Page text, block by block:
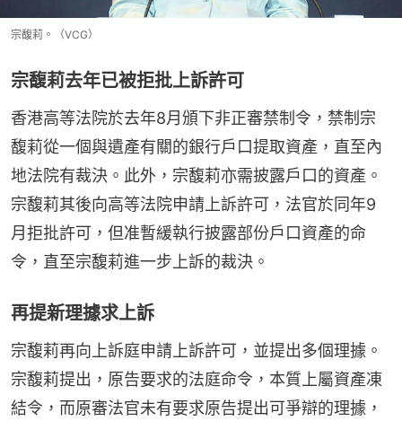
宗馥莉。（VCG）
宗馥莉去年已被拒批上訴許可
香港高等法院於去年8月頒下非正審禁制令，禁制宗
馥莉從一個與遺產有關的銀行戶口提取資產，直至內
地法院有裁決。此外，宗馥莉亦需披露戶口的資產。
宗馥莉其後向高等法院申請上訴許可，法官於同年9
月拒批許可，但准暫緩執行披露部份戶口資產的命
令，直至宗馥莉進一步上訴的裁決。
再提新理據求上訴
宗馥莉再向上訴庭申請上訴許可，並提出多個理據。
宗馥莉提出，原告要求的法庭命令，本質上屬資產凍
結令，而原審法官未有要求原告提出可爭辯的理據，